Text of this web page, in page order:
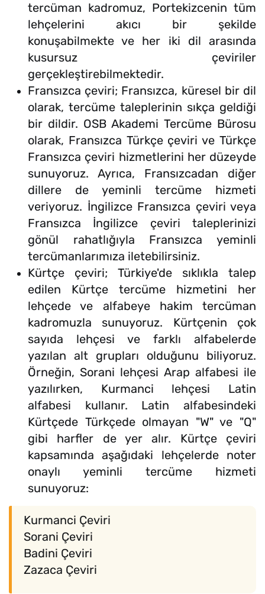
tercüman kadromuz, Portekizcenin tüm
lehçelerini akıcı bir şekilde
konuşabilmekte ve her iki dil arasında
kusursuz çeviriler
gerçekleştirebilmektedir.
Fransızca çeviri; Fransızca, küresel bir dil
olarak, tercüme taleplerinin sıkça geldiği
bir dildir. OSB Akademi Tercüme Bürosu
olarak, Fransızca Türkçe çeviri ve Türkçe
Fransızca çeviri hizmetlerini her düzeyde
sunuyoruz. Ayrıca, Fransızcadan diğer
dillere de yeminli tercüme hizmeti
veriyoruz. İngilizce Fransızca çeviri veya
Fransızca İngilizce çeviri taleplerinizi
gönül rahatlığıyla Fransızca yeminli
tercümanlarımıza iletebilirsiniz.
Kürtçe çeviri; Türkiye'de sıklıkla talep
edilen Kürtçe tercüme hizmetini her
lehçede ve alfabeye hakim tercüman
kadromuzla sunuyoruz. Kürtçenin çok
sayıda lehçesi ve farklı alfabelerde
yazılan alt grupları olduğunu biliyoruz.
Örneğin, Sorani lehçesi Arap alfabesi ile
yazılırken, Kurmanci lehçesi Latin
alfabesi kullanır. Latin alfabesindeki
Kürtçede Türkçede olmayan "W" ve "Q"
gibi harfler de yer alır. Kürtçe çeviri
kapsamında aşağıdaki lehçelerde noter
onaylı yeminli tercüme hizmeti
sunuyoruz:
Kurmanci Çeviri
Sorani Çeviri
Badini Çeviri
Zazaca Çeviri